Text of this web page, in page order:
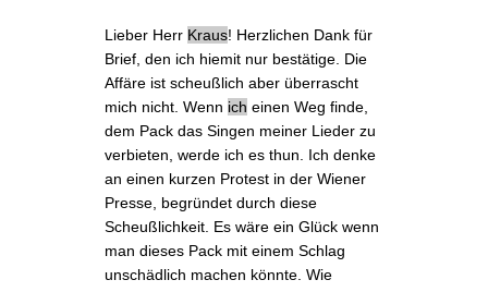
Lieber Herr Kraus! Herzlichen Dank für
Brief , den ich hiemit nur bestätige. Die
Affäre ist scheußlich aber überrascht
mich nicht. Wenn ich einen Weg finde,
dem Pack das Singen meiner Lieder zu
verbieten, werde ich es thun. Ich denke
an einen kurzen Protest in der Wiener
Presse, begründet durch diese
Scheußlichkeit. Es wäre ein Glück wenn
man dieses Pack mit einem Schlag
unschädlich machen könnte. Wie